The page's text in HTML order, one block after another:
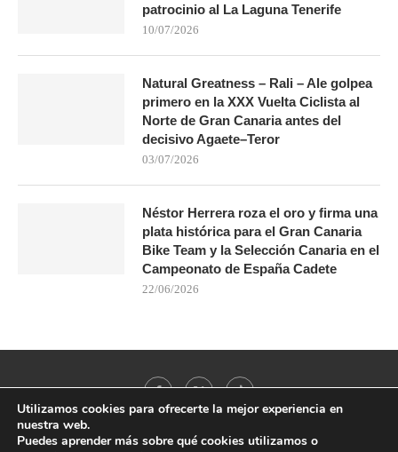
patrocinio al La Laguna Tenerife
10/07/2026
Natural Greatness – Rali – Ale golpea
primero en la XXX Vuelta Ciclista al
Norte de Gran Canaria antes del
decisivo Agaete–Teror
03/07/2026
Néstor Herrera roza el oro y firma una
plata histórica para el Gran Canaria
Bike Team y la Selección Canaria en el
Campeonato de España Cadete
22/06/2026
Utilizamos cookies para ofrecerte la mejor experiencia en
nuestra web.
Puedes aprender más sobre qué cookies utilizamos o